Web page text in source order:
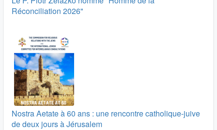
Réconciliation 2026"
Nostra Aetate à 60 ans : une rencontre catholique-juive
de deux jours à Jérusalem